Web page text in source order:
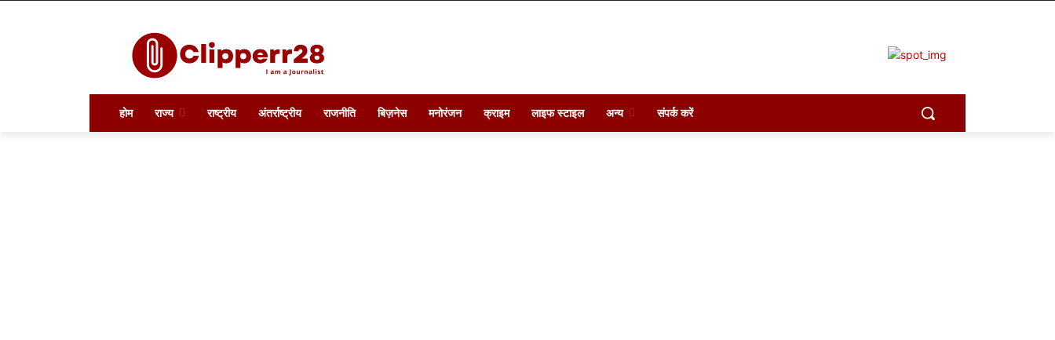
होम राज्य राष्ट्रीय अंतर्राष्ट्रीय राजनीति बिज़नेस मनोरंजन क्राइम लाइफ स्टाइल अन्य संपर्क करें